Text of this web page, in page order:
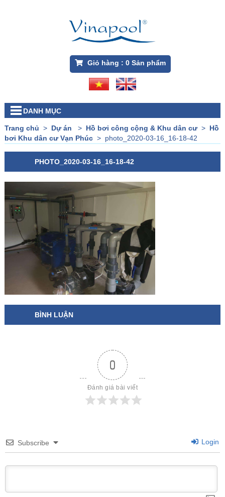
Giỏ hàng : 0Sản phẩm
DANH MỤC
Trang chủ > Dự án > Hồ bơi công cộng & Khu dân cư> Hồ
bơi Khu dân cư Vạn Phúc> photo_2020-03-16_16-18-42
PHOTO_2020-03-16_16-18-42
BÌNH LUẬN
0
Đánh giá bài viết
Subscribe Login